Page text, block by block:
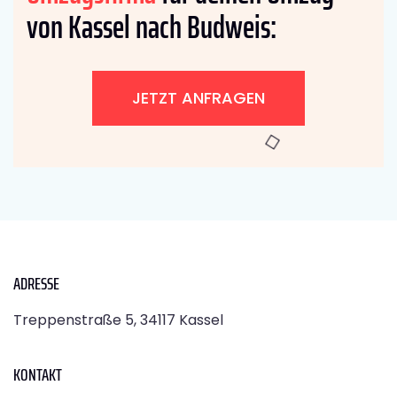
von Kassel nach Budweis:
JETZT ANFRAGEN
ADRESSE
Treppenstraße 5, 34117 Kassel
KONTAKT